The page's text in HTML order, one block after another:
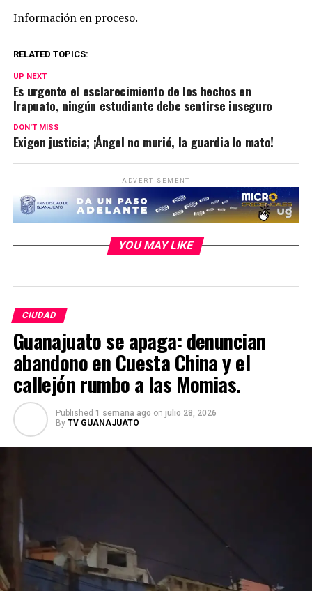
Información en proceso.
RELATED TOPICS:
UP NEXT
Es urgente el esclarecimiento de los hechos en
Irapuato, ningún estudiante debe sentirse inseguro
DON'T MISS
Exigen justicia; ¡Ángel no murió, la guardia lo mato!
ADVERTISEMENT
YOU MAY LIKE
CIUDAD
Guanajuato se apaga: denuncian
abandono en Cuesta China y el
callejón rumbo a las Momias.
Published 1 semana ago on julio 28, 2026
By TV GUANAJUATO